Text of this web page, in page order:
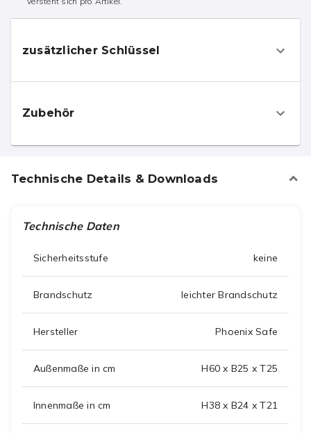
zusätzlicher Schlüssel
Zubehör
Technische Details & Downloads
Technische Daten
Sicherheitsstufe keine
Brandschutz leichter Brandschutz
Hersteller Phoenix Safe
Außenmaße in cm H60 x B25 x T25
Innenmaße in cm H38 x B24 x T21